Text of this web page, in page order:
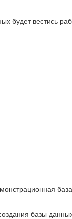
будет вестись
базы